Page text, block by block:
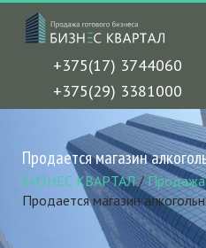
+375(17) 3744060
+375(29) 3381000
Продается магазин
БИЗНЕС КВАРТАЛ/Продажа
Продается магазин